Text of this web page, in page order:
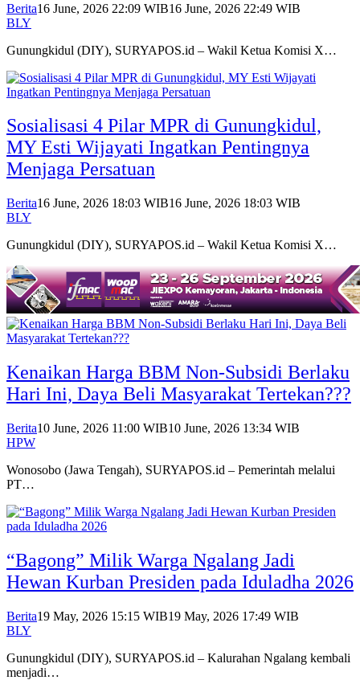
Berita16 June, 2026 22:09 WIB16 June, 2026 22:49 WIB
BLY
Gunungkidul (DIY), SURYAPOS.id – Wakil Ketua Komisi X…
Sosialisasi 4 Pilar MPR di Gunungkidul,
MY Esti Wijayati Ingatkan Pentingnya
Menjaga Persatuan
Berita16 June, 2026 18:03 WIB16 June, 2026 18:03 WIB
BLY
Gunungkidul (DIY), SURYAPOS.id – Wakil Ketua Komisi X…
Kenaikan Harga BBM Non-Subsidi Berlaku
Hari Ini, Daya Beli Masyarakat Tertekan???
Berita10 June, 2026 11:00 WIB10 June, 2026 13:34 WIB
HPW
Wonosobo (Jawa Tengah), SURYAPOS.id – Pemerintah melalui
PT…
“Bagong” Milik Warga Ngalang Jadi
Hewan Kurban Presiden pada Iduladha 2026
Berita19 May, 2026 15:15 WIB19 May, 2026 17:49 WIB
BLY
Gunungkidul (DIY), SURYAPOS.id – Kalurahan Ngalang kembali
menjadi…